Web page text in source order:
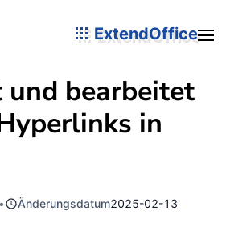
ExtendOffice
bearbeitet
in
• Änderungsdatum2025-02-13